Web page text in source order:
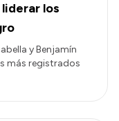
liderar los
y Benjamín
más registrados